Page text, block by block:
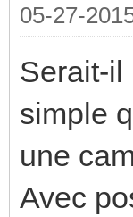
05-27-
Serait-il
simple
une
Avec